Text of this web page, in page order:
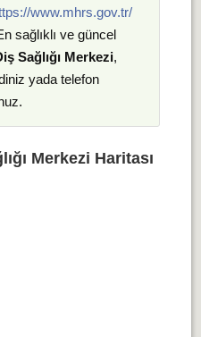
www.mhrs.gov.tr/
sağlıklı ve güncel
Sağlığı Merkezi,
yada telefon
Merkezi Haritası